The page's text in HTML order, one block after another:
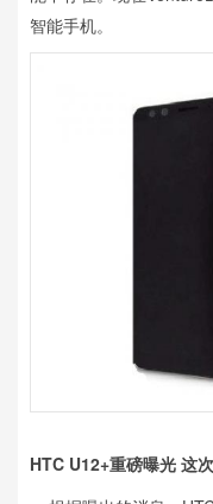
智能手机。
HTC U12+重磅曝光 这